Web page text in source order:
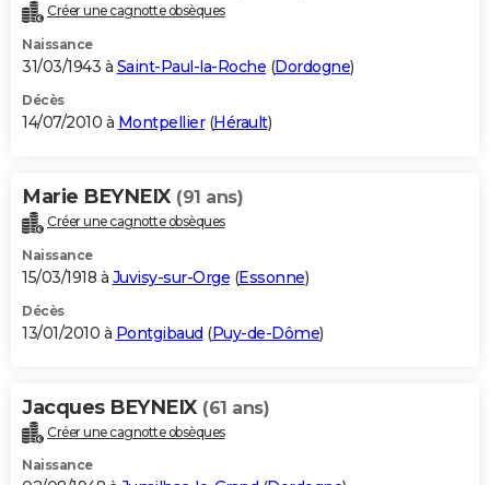
Créer une cagnotte obsèques
Naissance
31/03/1943 à Saint-Paul-la-Roche (Dordogne)
Décès
14/07/2010 à Montpellier(Hérault)
Marie BEYNEIX (91 ans)
Créer une cagnotte obsèques
Naissance
15/03/1918 à Juvisy-sur-Orge (Essonne)
Décès
13/01/2010 à Pontgibaud (Puy-de-Dôme)
Jacques BEYNEIX (61 ans)
Créer une cagnotte obsèques
Naissance